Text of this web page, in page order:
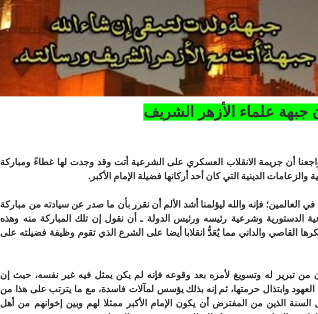
جبهة علماء الأزهر الشريف
أن جريمة الانقلاب العسكري على الشرعية أتت وقد وجدت لها غطاءً ومباركة
الدينية التي كان أحد أركانها فضيلة الإمام الأكبر.
العالمين؛ فإنه والله ليؤلمنا أشد الألم أن نقرر بأن ما صدر عن سيادته من مباركة
الدستورية وشرعية رئيسه ورئيس الدولة ـ أن نقول إن تلك المباركة منه وهذه
القاصي والداني مما يُعَدُّ انقلابا أيضا على الشرع الذي تقوم وظيفة فضيلته على
تبرير له وتسويغ لأمره بعد وقوعه فإنه لم يكن يمثل فيه غير نفسه، حيث إن
العهود وابتذال حرمتها، ثم إنه بذلك يؤسس لمآلات فاسدة، مع ما يترتب على هذا من
الذين من المفترض أن يكون الإمام الأكبر ممثلا لهم وبين إخوانهم من أهل